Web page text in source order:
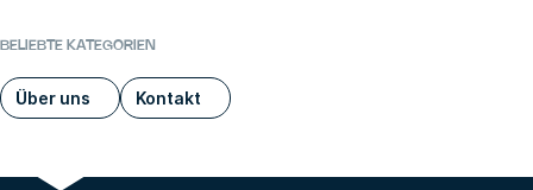
BELIEBTE KATEGORIEN
Über uns Kontakt